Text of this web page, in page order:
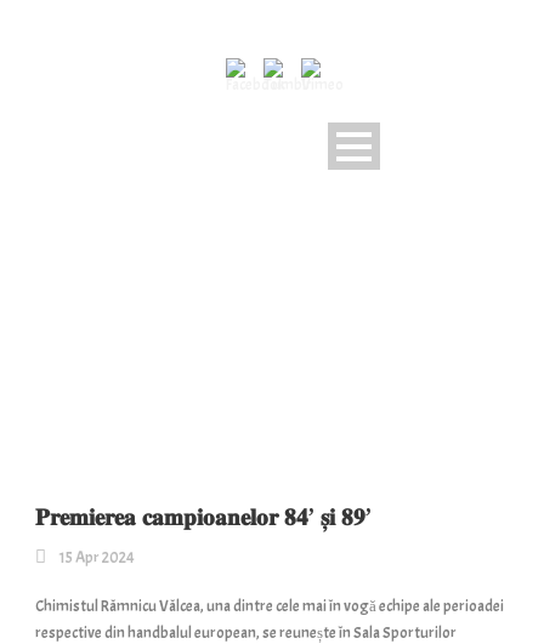
𝐏𝐫𝐞𝐦𝐢𝐞𝐫𝐞𝐚 𝐜𝐚𝐦𝐩𝐢𝐨𝐚𝐧𝐞𝐥𝐨𝐫 𝟖𝟒’ 𝐬̦𝐢 𝟖𝟗’
15 Apr 2024
Chimistul Râmnicu Vâlcea, una dintre cele mai în vogă echipe ale perioadei
respective din handbalul european, se reunește în Sala Sporturilor